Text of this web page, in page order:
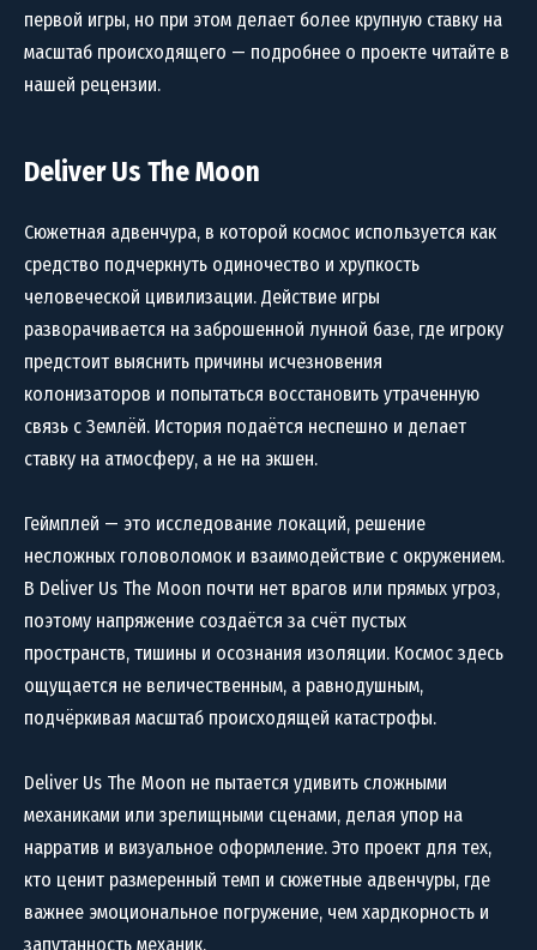
первой игры, но при этом делает более крупную ставку на
масштаб происходящего — подробнее о проекте читайте в
нашей рецензии.
Deliver Us The Moon
Сюжетная адвенчура, в которой космос используется как
средство подчеркнуть одиночество и хрупкость
человеческой цивилизации. Действие игры
разворачивается на заброшенной лунной базе, где игроку
предстоит выяснить причины исчезновения
колонизаторов и попытаться восстановить утраченную
связь с Землёй. История подаётся неспешно и делает
ставку на атмосферу, а не на экшен.
Геймплей — это исследование локаций, решение
несложных головоломок и взаимодействие с окружением.
В Deliver Us The Moon почти нет врагов или прямых угроз,
поэтому напряжение создаётся за счёт пустых
пространств, тишины и осознания изоляции. Космос здесь
ощущается не величественным, а равнодушным,
подчёркивая масштаб происходящей катастрофы.
Deliver Us The Moon не пытается удивить сложными
механиками или зрелищными сценами, делая упор на
нарратив и визуальное оформление. Это проект для тех,
кто ценит размеренный темп и сюжетные адвенчуры, где
важнее эмоциональное погружение, чем хардкорность и
запутанность механик.